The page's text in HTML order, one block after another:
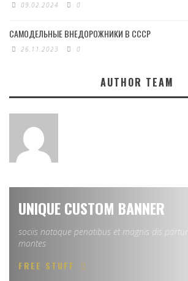
09.02.2024 0
САМОДЕЛЬНЫЕ ВНЕДОРОЖНИКИ В СССР
26.11.2023 0
AUTHOR TEAM
UNIQUE CUSTOM BANNER
sociis natoque penatibus et magnis dis
montes
FREE STUFF